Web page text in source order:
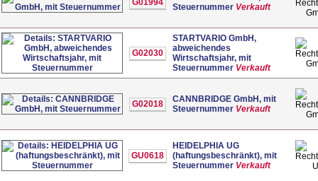
Steuernummer Verkauft
G02030
STARTVARIO GmbH,
abweichendes
Wirtschaftsjahr, mit
Steuernummer Verkauft
G02018
CANNBRIDGE GmbH, mit
Steuernummer Verkauft
GU0618
HEIDELPHIA UG
(haftungsbeschränkt), mit
Steuernummer Verkauft